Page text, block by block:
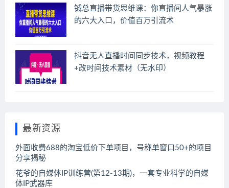
铖总直播带货思维课：你直播间人气暴涨
的六大入口，价值百万引流术
抖音无人直播时间同步技术，视频教程
+改时间技术素材（无水印）
最新资源
外面收费688的淘宝低价下单项目，号称单窗口50+的项目
分享揭秘
花爷的自媒体IP训练营(第12-13期)，一套专业科学的自媒
体IP武器库